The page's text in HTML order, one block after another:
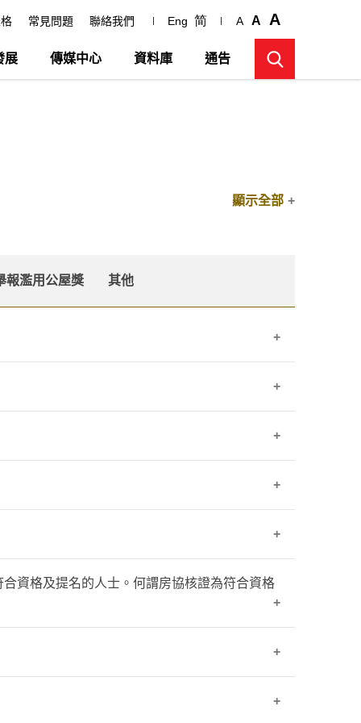
常見問題 聯絡我們 Eng 简 A A A
展 傳媒中心 資料庫 通告
顯示全部
報濫用公屋獎 其他
社樓宇重建發展計劃影響的合資格自住業主
查入住房協／房委會暫租住屋單位，但符合
於一份申請表內。由遞交申請表時直至簽
件除外）。
，在香港沒有直接或間接擁有任何住宅物
留條件所限制（與逗留期限有關的條件除
銷售計劃單位的臨時買賣合約當日，在香
價的申請。
核證為符合資格及提名的買家，而該出售須
符合資格人士簽訂臨時買賣合約，則臨時買
資格及提名的人士。何謂房協核證為符合資格
表資格的人士（包括但不限於︰房協轄下指
的申請人等）。業主只可與持有有效「購買
計算。換句話說，補地價相等於單位首次轉